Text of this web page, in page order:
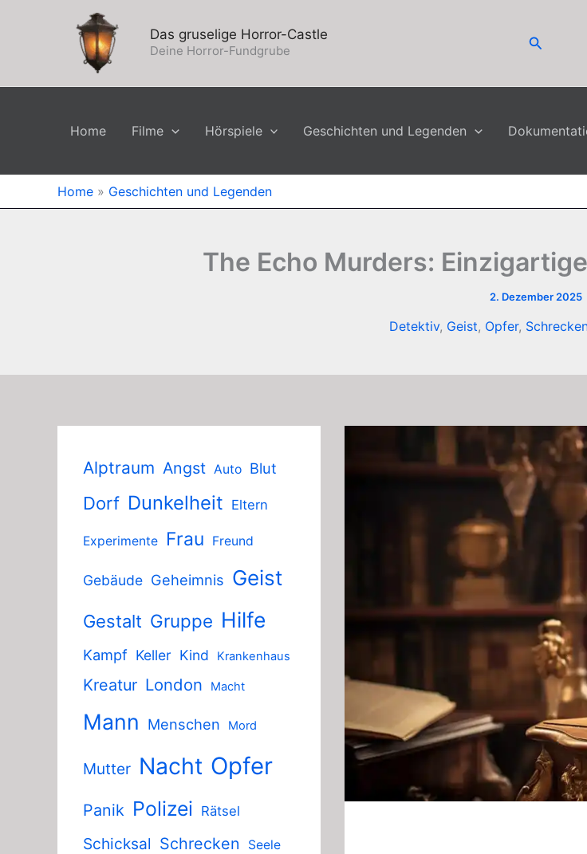
Das gruselige Horror-Castle
Deine Horror-Fundgrube
Suchen
Home Filme Hörspiele Geschichten und Legenden
Home » Geschichten und Legenden
The Echo Murders:
2. Dezember 2025
Detektiv, Geist, Opfer,
Alptraum Angst Auto Blut
Dorf Dunkelheit Eltern
Experimente Frau Freund
Gebäude Geheimnis Geist
Gestalt Gruppe Hilfe
Kampf Keller Kind Krankenhaus
Kreatur London Macht
Mann Menschen Mord
Mutter Nacht Opfer
Panik Polizei Rätsel
Schicksal Schrecken Seele